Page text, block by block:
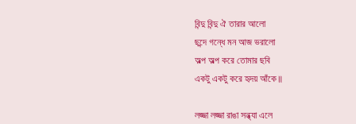
বিন্দু বিন্দু ঐ তারার আলো
ছন্দে গন্ধে মন আজ ভরালো
অল্প অল্প করে তোমার ছবি
একটু একটু করে হৃদয় আঁকে॥
লজ্জা লজ্জা রাঙা সন্ধ্যা এলে